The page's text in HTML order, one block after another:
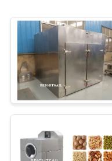
PRIVACY
POLICY